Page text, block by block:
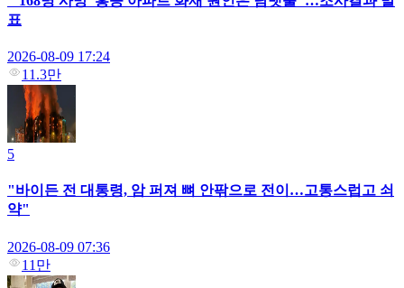
표
2026-08-09 17:24
11.3만
5
"바이든 전 대통령, 암 퍼져 뼈 안팎으로 전이…고통스럽고 쇠
약"
2026-08-09 07:36
11만